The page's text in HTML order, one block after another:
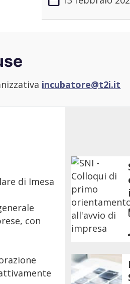
incubatore@t2i.it
di Imesa
con